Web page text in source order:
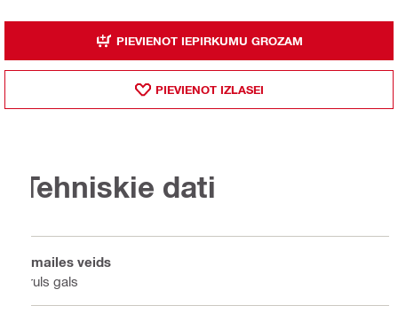
PIEVIENOT IEPIRKUMU GROZAM
PIEVIENOT IZLASEI
Tehniskie dati
Smailes veids
Truls gals